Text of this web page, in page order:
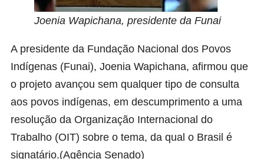
Joenia Wapichana, presidente da Funai
A presidente da Fundação Nacional dos Povos
Indígenas (Funai), Joenia Wapichana, afirmou que
o projeto avançou sem qualquer tipo de consulta
aos povos indígenas, em descumprimento a uma
resolução da Organização Internacional do
Trabalho (OIT) sobre o tema, da qual o Brasil é
signatário.(Agência Senado)